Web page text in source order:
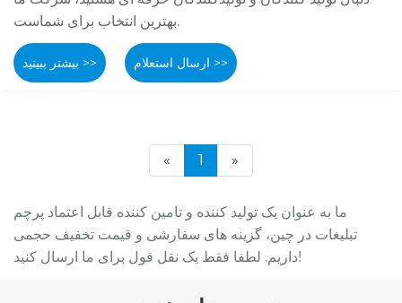
بهترین انتخاب برای شماست.
بیشتر ببینید >> ارسال استعلام >>
« 1 »
ما به عنوان یک تولید کننده و تامین کننده قابل اعتماد پرچم
تبلیغات در چین، گزینه های سفارشی و قیمت تخفیف حجمی
داریم. لطفا فقط یک نقل قول برای ما ارسال کنید!